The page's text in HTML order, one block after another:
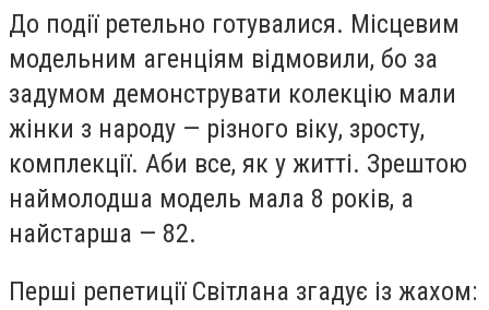
До події ретельно готувалися. Місцевим
модельним агенціям відмовили, бо за
задумом демонструвати колекцію мали
жінки з народу — різного віку, зросту,
комплекції. Аби все, як у житті. Зрештою
наймолодша модель мала 8 років, а
найстарша — 82.
Перші репетиції Світлана згадує із жахом: